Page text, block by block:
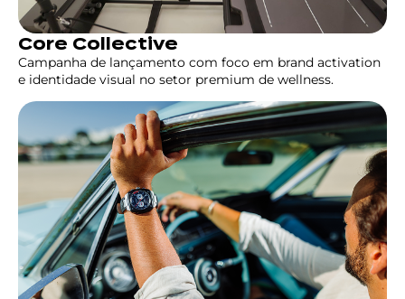
Core Collective
Campanha de lançamento com foco em brand activation
e identidade visual no setor premium de wellness.